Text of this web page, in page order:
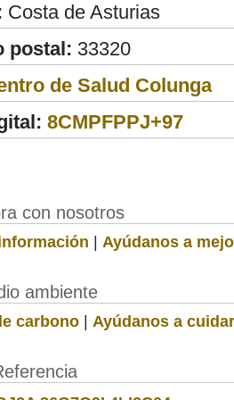
Costa de Asturias
postal: 33320
de Salud Colunga
8CMPFPPJ+97
con nosotros
| Ayúdanos a
ambiente
carbono | Ayúdanos a